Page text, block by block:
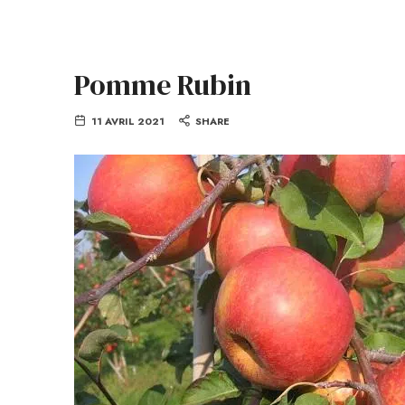
Pomme Rubin
11 AVRIL 2021 SHARE